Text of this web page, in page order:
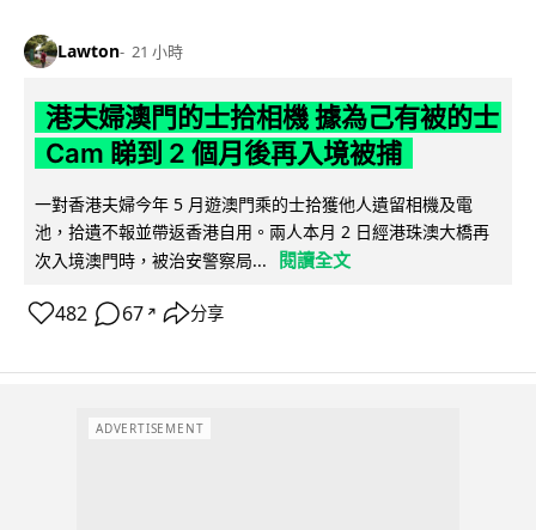
Lawton 21 小時
港夫婦澳門的士拾相機 據為己有被的士
Cam 睇到 2 個月後再入境被捕
一對香港夫婦今年 5 月遊澳門乘的士拾獲他人遺留相機及電
池，拾遺不報並帶返香港自用。兩人本月 2 日經港珠澳大橋再
次入境澳門時，被治安警察局...
閱讀全文
482 67 ↗ 分享
ADVERTISEMENT